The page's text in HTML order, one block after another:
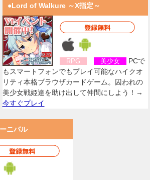
●Lord of Walkure ～X指定～
RPG 美少女
PCで
もスマートフォンでもプレイ可能なハイクオ
リティ本格ブラウザカードゲーム。囚われの
美少女戦姫達を助け出して仲間にしよう！→
今すぐプレイ
ニバル